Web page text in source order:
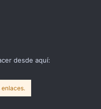
desde aquí:
enlaces.